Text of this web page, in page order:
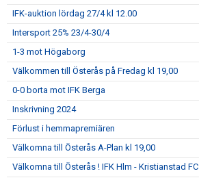
IFK-auktion lördag 27/4 kl 12.00
Intersport 25% 23/4-30/4
1-3 mot Högaborg
Välkommen till Österås på Fredag kl 19,00
0-0 borta mot IFK Berga
Inskrivning 2024
Förlust i hemmapremiären
Välkomna till Österås A-Plan kl 19,00
Välkomna till Österås ! IFK Hlm - Kristianstad FC